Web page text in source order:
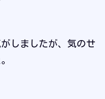
しましたが、気のせ